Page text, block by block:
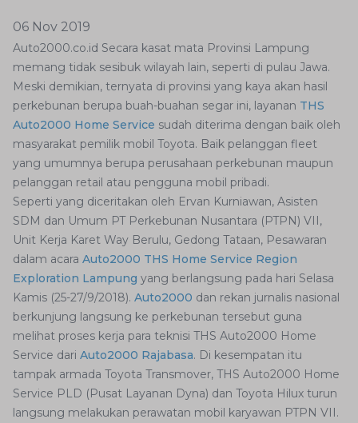
06 Nov 2019
Auto2000.co.id Secara kasat mata Provinsi Lampung
memang tidak sesibuk wilayah lain, seperti di pulau Jawa.
Meski demikian, ternyata di provinsi yang kaya akan hasil
perkebunan berupa buah-buahan segar ini, layanan THS
Auto2000 Home Service sudah diterima dengan baik oleh
masyarakat pemilik mobil Toyota. Baik pelanggan fleet
yang umumnya berupa perusahaan perkebunan maupun
pelanggan retail atau pengguna mobil pribadi.
Seperti yang diceritakan oleh Ervan Kurniawan, Asisten
SDM dan Umum PT Perkebunan Nusantara (PTPN) VII,
Unit Kerja Karet Way Berulu, Gedong Tataan, Pesawaran
dalam acara Auto2000 THS Home Service Region
Exploration Lampung yang berlangsung pada hari Selasa
Kamis (25-27/9/2018). Auto2000 dan rekan jurnalis nasional
berkunjung langsung ke perkebunan tersebut guna
melihat proses kerja para teknisi THS Auto2000 Home
Service dari Auto2000 Rajabasa. Di kesempatan itu
tampak armada Toyota Transmover, THS Auto2000 Home
Service PLD (Pusat Layanan Dyna) dan Toyota Hilux turun
langsung melakukan perawatan mobil karyawan PTPN VII.